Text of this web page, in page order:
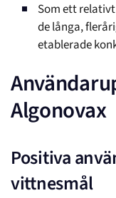
Som ett
de långa,
etablerade
Algonovax
Positiva
vittnesmål